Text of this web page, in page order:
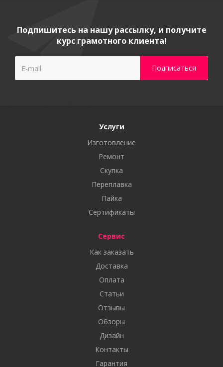
Подпишитесь на нашу рассылку, и получите
курс грамотного клиента!
Услуги
Изготовление
Ремонт
Скупка
Переплавка
Пайка
Сертификаты
Сервис
Как заказать
Доставка
Оплата
Статьи
Отзывы
Обзоры
Дизайн
Контакты
Гарантия